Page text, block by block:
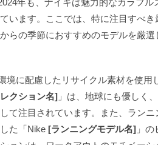
年も、ナイキは魅力的なカラフル
います。ここでは、特に注目すべ
らの季節におすすめのモデルを厳
境に配慮したリサイクル素材を使用
クション名] 」は、地球にも優しく
て注目されています。また、ラン
た「Nike [ランニングモデル名] 」